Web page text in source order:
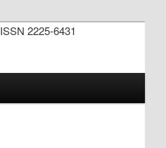
ISSN 2225-6431